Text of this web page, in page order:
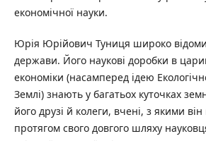
економічної науки.
Юрія Юрійович Туниця широко
держави. Його наукові доробки в
економіки (насамперед ідею
Землі) знають у багатьох куточках
його друзі й колеги, вчені, з якими
протягом свого довгого шляху